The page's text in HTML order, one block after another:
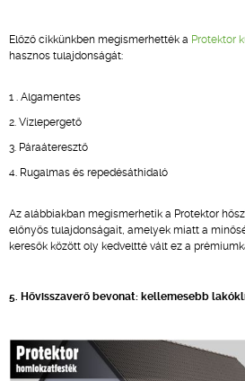
Előző cikkünkben megismerhették a Protektor
hasznos tulajdonságát:
1 . Algamentes
2. Vízlepergető
3. Páraáteresztő
4. Rugalmas és repedésáthidaló
Az alábbiakban megismerhetik a Protektor
előnyös tulajdonságait, amelyek miatt a
keresők között oly kedveltté vált ez a
5. Hővisszaverő bevonat: kellemesebb